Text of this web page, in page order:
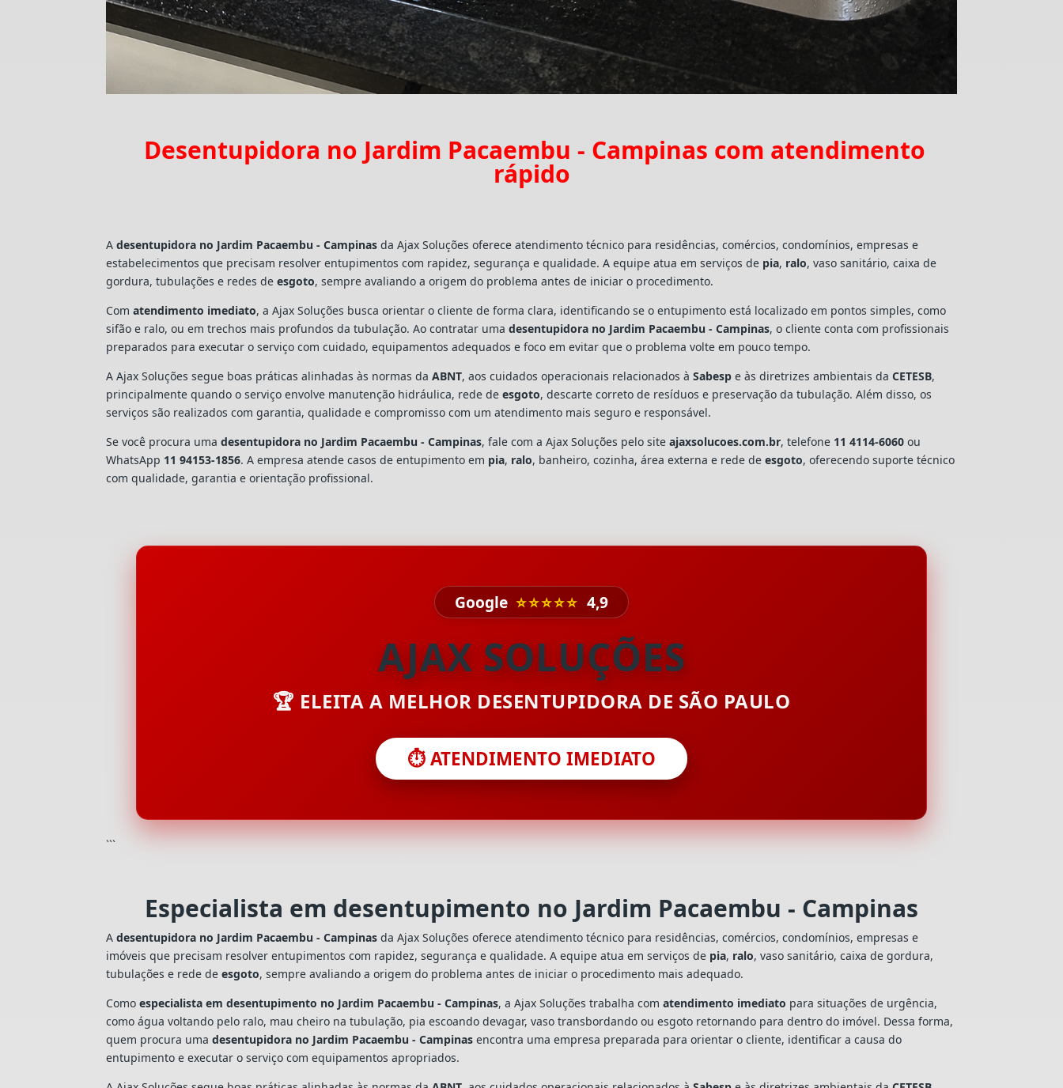
Desentupidora no Jardim Pacaembu - Campinas com atendimento
rápido
Adesentupidora no Jardim Pacaembu - Campinas da Ajax Soluções oferece atendimento técnico para residências, comércios, condomínios, empresas e
estabelecimentos que precisam resolver entupimentos com rapidez, segurança e qualidade. A equipe atua em serviços de pia, ralo, vaso sanitário, caixa de
gordura, tubulações e redes deesgoto, sempre avaliando a origem do problema antes de iniciar o procedimento.
Comatendimento imediato, a Ajax Soluções busca orientar o cliente de forma clara, identificando se o entupimento está localizado em pontos simples, como
sifão e ralo, ou em trechos mais profundos da tubulação. Ao contratar umadesentupidora no Jardim Pacaembu - Campinas, o cliente conta com profissionais
preparados para executar o serviço com cuidado, equipamentos adequados e foco em evitar que o problema volte em pouco tempo.
A Ajax Soluções segue boas práticas alinhadas às normas daABNT, aos cuidados operacionais relacionados àSabesp e às diretrizes ambientais daCETESB,
principalmente quando o serviço envolve manutenção hidráulica, rede deesgoto, descarte correto de resíduos e preservação da tubulação. Além disso, os
serviços são realizados com garantia, qualidade e compromisso com um atendimento mais seguro e responsável.
Se você procura umadesentupidora no Jardim Pacaembu - Campinas, fale com a Ajax Soluções pelo siteajaxsolucoes.com.br, telefone 11 4114-6060 ou
WhatsApp 11 94153-1856. A empresa atende casos de entupimento em pia, ralo, banheiro, cozinha, área externa e rede deesgoto, oferecendo suporte técnico
com qualidade, garantia e orientação profissional.
Google ⭐⭐⭐⭐⭐ 4,9
AJAX SOLUÇÕES
🏆 ELEITA A MELHOR DESENTUPIDORA DE SÃO PAULO
⏱️ ATENDIMENTO IMEDIATO
```
Especialista em desentupimento no Jardim Pacaembu - Campinas
Adesentupidora no Jardim Pacaembu - Campinas da Ajax Soluções oferece atendimento técnico para residências, comércios, condomínios, empresas e
imóveis que precisam resolver entupimentos com rapidez, segurança e qualidade. A equipe atua em serviços de pia, ralo, vaso sanitário, caixa de gordura,
tubulações e rede deesgoto, sempre avaliando a origem do problema antes de iniciar o procedimento mais adequado.
Comoespecialista em desentupimento no Jardim Pacaembu - Campinas, a Ajax Soluções trabalha comatendimento imediato para situações de urgência,
como água voltando pelo ralo, mau cheiro na tubulação, pia escoando devagar, vaso transbordando ou esgoto retornando para dentro do imóvel. Dessa forma,
quem procura umadesentupidora no Jardim Pacaembu - Campinas encontra uma empresa preparada para orientar o cliente, identificar a causa do
entupimento e executar o serviço com equipamentos apropriados.